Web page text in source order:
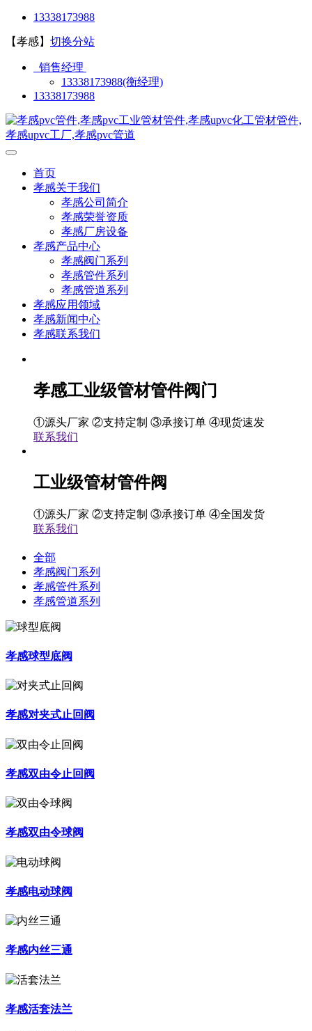
13338173988
【孝感】 切换分站
销售经理
13338173988(衡经理)
13338173988
首页
孝感关于我们
孝感公司简介
孝感荣誉资质
孝感厂房设备
孝感产品中心
孝感阀门系列
孝感管件系列
孝感管道系列
孝感应用领域
孝感新闻中心
孝感联系我们
孝感工业级管材管件阀门
①源头厂家 ②支持定制 ③承接订单 ④现货速发
联系我们
工业级管材管件阀
①源头厂家 ②支持定制 ③承接订单 ④全国发货
联系我们
全部
孝感阀门系列
孝感管件系列
孝感管道系列
孝感球型底阀
孝感对夹式止回阀
孝感双由令止回阀
孝感双由令球阀
孝感电动球阀
孝感内丝三通
孝感活套法兰